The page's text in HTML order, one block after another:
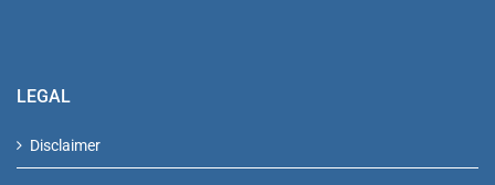
LEGAL
Disclaimer